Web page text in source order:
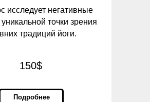
исследует негативные
точки зрения
традиций йоги.
150$
Подробнее